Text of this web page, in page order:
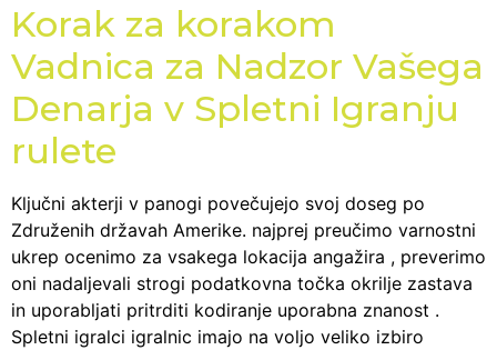
Korak za korakom
Vadnica za Nadzor Vašega
Denarja v Spletni Igranju
rulete
Ključni akterji v panogi povečujejo svoj doseg po
Združenih državah Amerike. najprej preučimo varnostni
ukrep ocenimo za vsakega lokacija angažira , preverimo
oni nadaljevali strogi podatkovna točka okrilje zastava
in uporabljati pritrditi kodiranje uporabna znanost .
Spletni igralci igralnic imajo na voljo veliko izbiro